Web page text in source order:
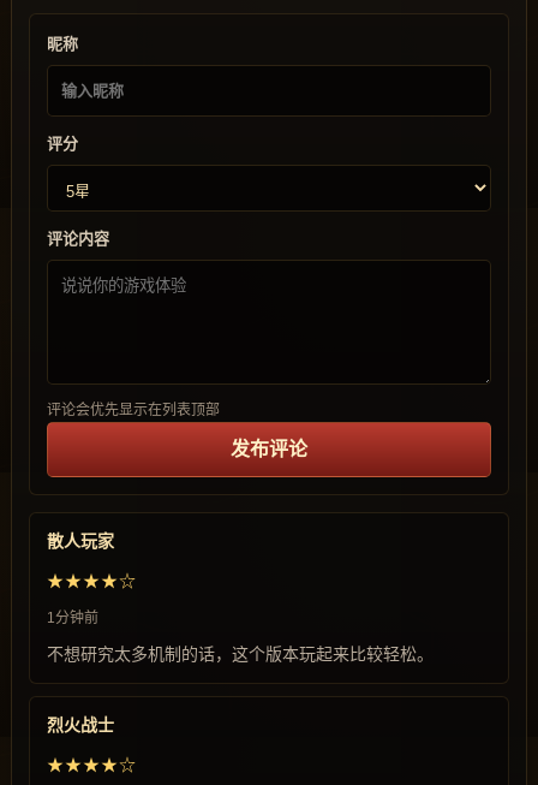
昵称
评分
评论内容
评论会优先显示在列表顶部
发布评论
散人玩家
★★★★☆
1分钟前
不想研究太多机制的话，这个版本玩起来比较轻松。
烈火战士
★★★★☆